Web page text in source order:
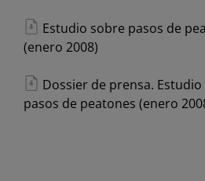
Estudio sobre pasos de
(enero 2008)
Dossier de prensa.
pasos de peatones (enero